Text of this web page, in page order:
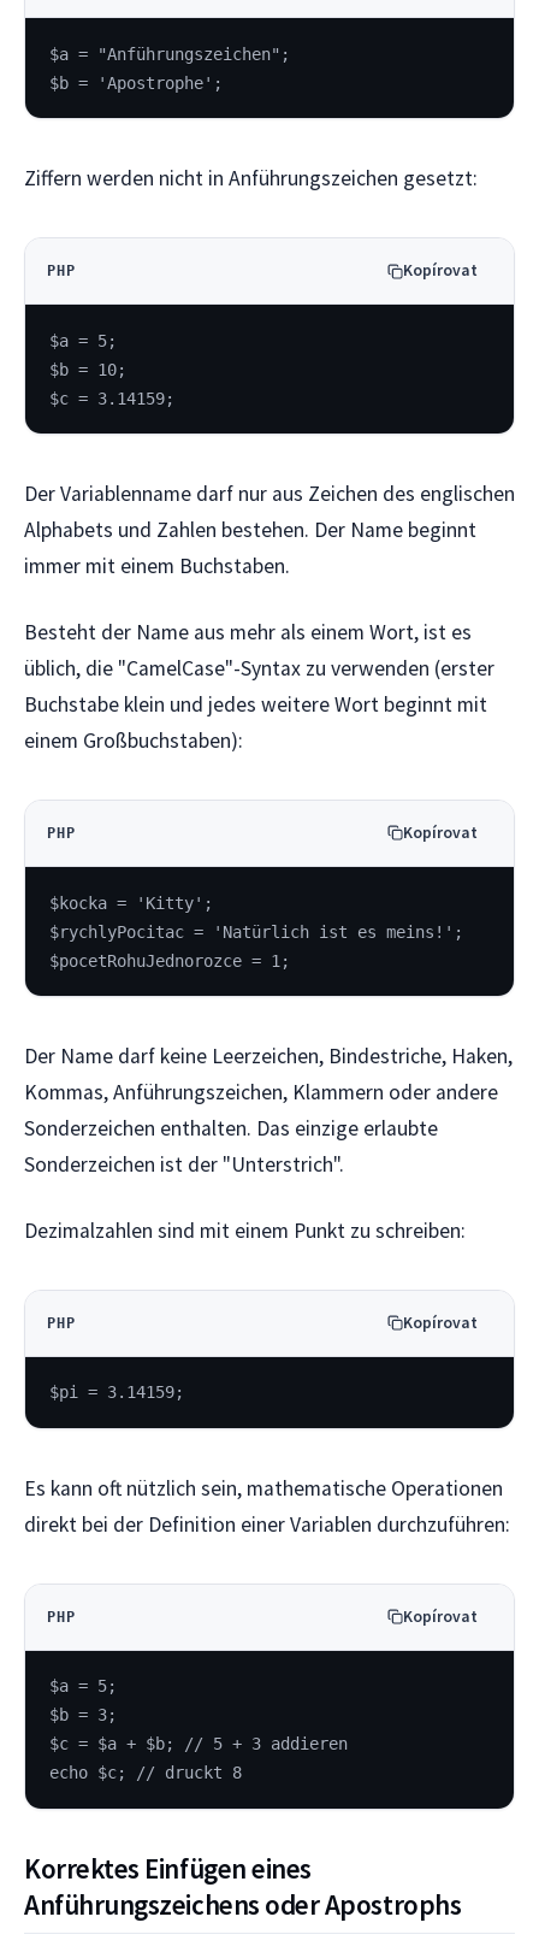
$a = "Anführungszeichen";
$b = 'Apostrophe';
Ziffern werden nicht in Anführungszeichen gesetzt:
PHP Kopírovat
$a = 5;
$b = 10;
$c = 3.14159;
Der Variablenname darf nur aus Zeichen des englischen
Alphabets und Zahlen bestehen. Der Name beginnt
immer mit einem Buchstaben.
Besteht der Name aus mehr als einem Wort, ist es
üblich, die "CamelCase"-Syntax zu verwenden (erster
Buchstabe klein und jedes weitere Wort beginnt mit
einem Großbuchstaben):
PHP Kopírovat
$kocka = 'Kitty';
$rychlyPocitac = 'Natürlich ist es meins!';
$pocetRohuJednorozce = 1;
Der Name darf keine Leerzeichen, Bindestriche, Haken,
Kommas, Anführungszeichen, Klammern oder andere
Sonderzeichen enthalten. Das einzige erlaubte
Sonderzeichen ist der "Unterstrich".
Dezimalzahlen sind mit einem Punkt zu schreiben:
PHP Kopírovat
$pi = 3.14159;
Es kann oft nützlich sein, mathematische Operationen
direkt bei der Definition einer Variablen durchzuführen:
PHP Kopírovat
$a = 5;
$b = 3;
$c = $a + $b; // 5 + 3 addieren
echo $c; // druckt 8
Korrektes Einfügen eines
Anführungszeichens oder Apostrophs